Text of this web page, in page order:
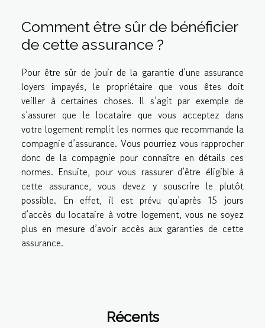
Comment être sûr de bénéficier
de cette assurance ?
Pour être sûr de jouir de la garantie d’une assurance
loyers impayés, le propriétaire que vous êtes doit
veiller à certaines choses. Il s’agit par exemple de
s’assurer que le locataire que vous acceptez dans
votre logement remplit les normes que recommande la
compagnie d’assurance. Vous pourriez vous rapprocher
donc de la compagnie pour connaître en détails ces
normes. Ensuite, pour vous rassurer d’être éligible à
cette assurance, vous devez y souscrire le plutôt
possible. En effet, il est prévu qu’après 15 jours
d’accès du locataire à votre logement, vous ne soyez
plus en mesure d’avoir accès aux garanties de cette
assurance.
Récents